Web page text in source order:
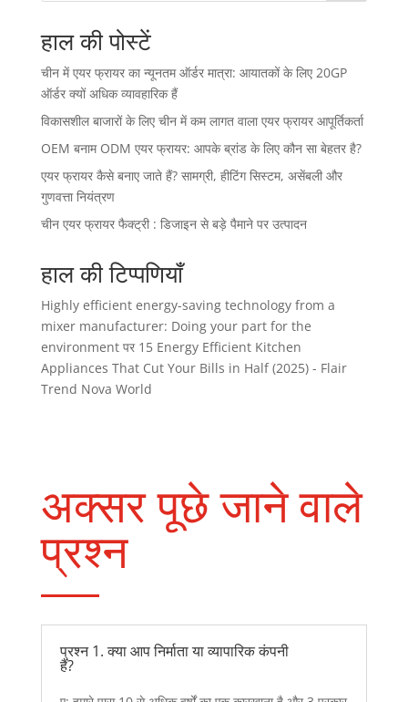
हाल की पोस्टें
चीन में एयर फ्रायर का न्यूनतम ऑर्डर मात्रा: आयातकों के लिए 20GP
ऑर्डर क्यों अधिक व्यावहारिक हैं
विकासशील बाजारों के लिए चीन में कम लागत वाला एयर फ्रायर आपूर्तिकर्ता
OEM बनाम ODM एयर फ्रायर: आपके ब्रांड के लिए कौन सा बेहतर है?
एयर फ्रायर कैसे बनाए जाते हैं? सामग्री, हीटिंग सिस्टम, असेंबली और
गुणवत्ता नियंत्रण
चीन एयर फ्रायर फैक्ट्री : डिजाइन से बड़े पैमाने पर उत्पादन
हाल की टिप्पणियाँ
Highly efficient energy-saving technology from a
mixer manufacturer: Doing your part for the
environmentपर 15 Energy Efficient Kitchen
Appliances That Cut Your Bills in Half (2025) - Flair
Trend Nova World
अक्सर पूछे जाने वाले
प्रश्न
प्रश्न 1. क्या आप निर्माता या व्यापारिक कंपनी
हैं?